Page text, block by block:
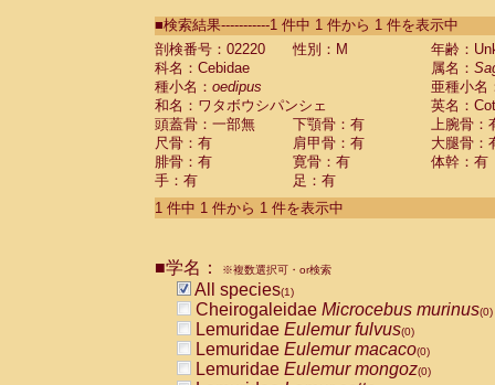
CebidaeSaguinus labiatus(0)
Cebidae Saguinus leucopus (0)
Cebidae
Cebidae
CebidaeSaguinus nigricollis (0)
Cebidae Saguinus oedipus
Cebidae Saguinus weddelli
Cebidae Saguinusspp.
Cebidae Aotus trivirgatus
Cebidae Cebus albifrons
CebidaeCebus nigrivittatus
CebidaeCebus
CebidaeSaimiri boliviensis(0)
CebidaeSaimiri sciureus(0)
AtelidaeAlouatta caraya(0)
AtelidaeAlouatta fusca(0)
■検索結果-----------1 件中 1 件から 1 件を表示中
剖検番号：02220
性別：M
年齢：
科名：Cebidae
属名：
種小名： oedipus
亜種小名
和名：ワタボウシパンシェ
英名：
頭蓋骨：一部無
下顎骨：有
上腕骨：
尺骨：有
肩甲骨：有
大腿骨：
腓骨：有
寛骨：有
体幹：有
手：有
足：有
1 件中 1 件から 1 件を表示中
■学名： ※複数選択可・or検索
All species(1)
Cheirogaleidae Microcebus murinus(0)
Lemuridae Eulemur fulvus(0)
Lemuridae Eulemur macaco(0)
Lemuridae Eulemur mongoz(0)